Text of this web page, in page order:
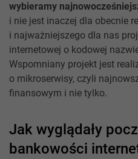
wybieramy
i nie jest inaczej dla obecnie
i najważniejszego dla nas
internetowej o kodowej
Wspomniany projekt jest
o mikroserwisy, czyli
finansowym i nie tylko.
Jak wyglądały
bankowości